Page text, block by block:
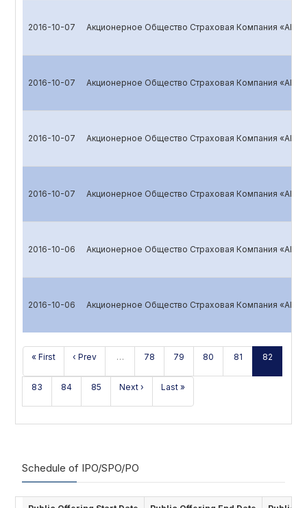
2016-10-07 Акционерное Общество Страховая Компания
2016-10-07 Акционерное Общество Страховая Компания
2016-10-07 Акционерное Общество Страховая Компания
2016-10-07 Акционерное Общество Страховая Компания
2016-10-06 Акционерное Общество Страховая Компания
2016-10-06 Акционерное Общество Страховая Компания
« First ‹ Prev … 78 79 80 81 82
83 84 85 Next › Last »
Schedule of IPO/SPO/PO